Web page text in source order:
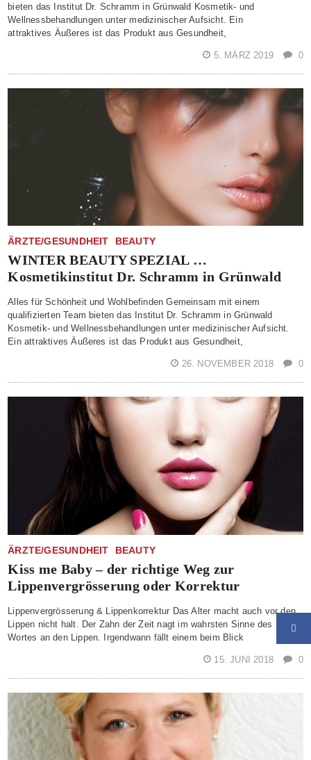
bieten das Institut Dr. Schramm in Grünwald Kosmetik- und
Wellnessbehandlungen unter medizinischer Aufsicht. Ein
attraktives Äußeres ist das Produkt aus Gesundheit,
5. MÄRZ 2019 0
ÄRZTE/GESUNDHEIT BEAUTY
WINTER BEAUTY SPEZIAL …
Kosmetikinstitut Dr. Schramm in Grünwald
Alles für Schönheit und Wohlbefinden Gemeinsam mit einem
qualifizierten Team bieten das Institut Dr. Schramm in Grünwald
Kosmetik- und Wellnessbehandlungen unter medizinischer Aufsicht.
Ein attraktives Äußeres ist das Produkt aus Gesundheit,
26. NOVEMBER 2018 0
ÄRZTE/GESUNDHEIT BEAUTY
Kiss me Baby – der richtige Weg zur
Lippenvergrösserung oder Korrektur
Lippenvergrösserung & Lippenkorrektur Das Alter macht auch vor den
Lippen nicht halt. Der Zahn der Zeit nagt im wahrsten Sinne des
Wortes an den Lippen. Irgendwann fällt einem beim Blick
15. JUNI 2018 0